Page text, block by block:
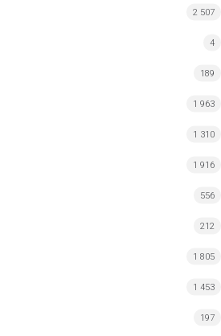
2 507
4
189
1 963
1 310
1 916
556
212
1 805
1 453
197